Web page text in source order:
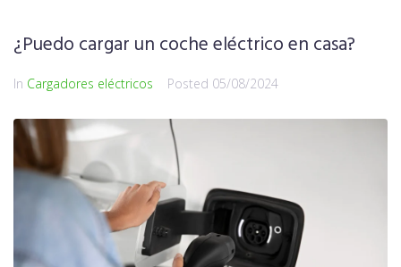
¿Puedo cargar un coche eléctrico en casa?
In Cargadores eléctricos Posted 05/08/2024